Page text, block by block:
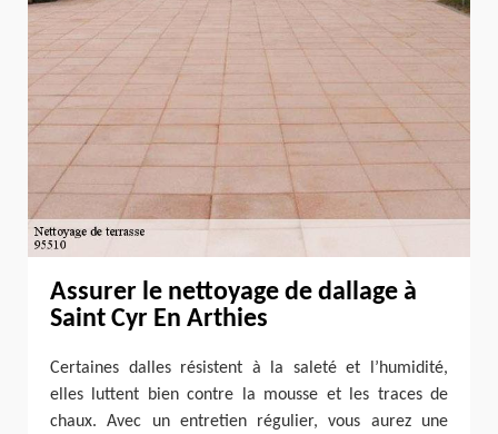
Assurer le nettoyage de dallage à
Saint Cyr En Arthies
Certaines dalles résistent à la saleté et l’humidité,
elles luttent bien contre la mousse et les traces de
chaux. Avec un entretien régulier, vous aurez une